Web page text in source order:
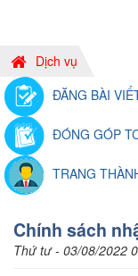
Dịch vụ
ĐĂNG BÀI
ĐÓNG GÓP
TRANG
Chính sách
Thứ tư - 03/08/2022